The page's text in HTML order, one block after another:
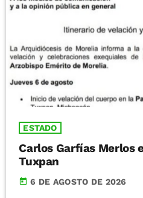
ESTADO
Carlos Garfías Merlos
Tuxpan
today 6 DE AGOSTO DE 2026